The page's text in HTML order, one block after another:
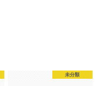
未分類